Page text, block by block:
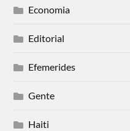
Economia
Editorial
Efemerides
Gente
Haiti